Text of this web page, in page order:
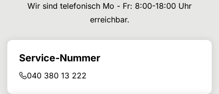
Wir sind telefonisch Mo - Fr: 8:00-18:00 Uhr
erreichbar.
Service-Nummer
040 380 13 222